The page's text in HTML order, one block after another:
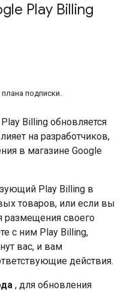
Play Billing
подписки.
Billing обновляется
на разработчиков,
в магазине Google
Play Billing в
товаров, или если вы
размещения своего
с ним Play Billing,
вас, и вам
действия.
, для обновления